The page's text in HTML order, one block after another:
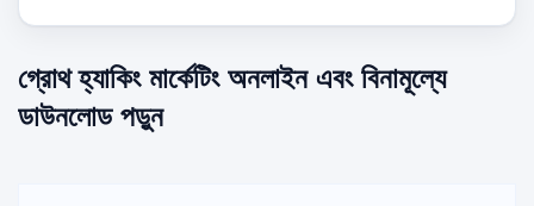
গ্রোথ হ্যাকিং মার্কেটিং অনলাইন এবং বিনামূল্যে
ডাউনলোড পড়ুন